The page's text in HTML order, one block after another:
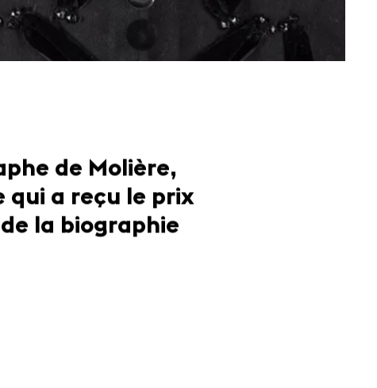
de Molière,
qui a reçu le prix
la biographie